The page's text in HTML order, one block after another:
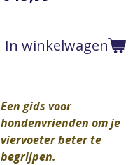
In winkelwagen
Een gids voor
hondenvrienden om je
viervoeter beter te
begrijpen.